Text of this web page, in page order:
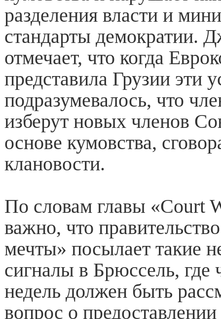
разделения власти и
стандарты демократии.
отмечает, что когда
представила Грузии эти
подразумевалось, что
изберут новых членов
основе кумовства,
клановости.
По словам главы «Court
важно, что
мечты» посылает такие
сигналы в Брюссель, где
недель должен быть
вопрос о предоставлении